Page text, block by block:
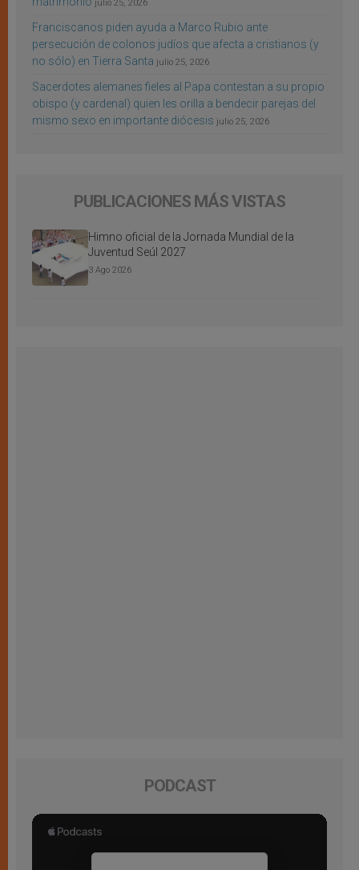
julio 25, 2026
Franciscanos piden ayuda a Marco Rubio ante
persecución de colonos judíos que afecta a cristianos (y
no sólo) en Tierra Santa julio 25, 2026
Sacerdotes alemanes fieles al Papa contestan a su propio
obispo (y cardenal) quien les orilla a bendecir parejas del
mismo sexo en importante diócesis julio 25, 2026
PUBLICACIONES MÁS VISTAS
Himno oficial de la Jornada Mundial de la
Juventud Seúl 2027
3 Ago 2026
PODCAST